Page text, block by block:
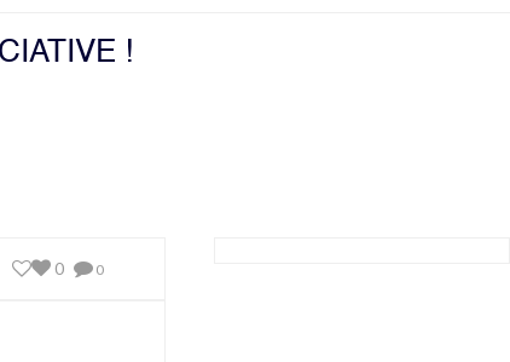
!
0
0